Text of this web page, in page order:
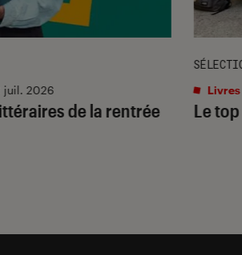
de la rentrée
juil. 2026
Le
Livres